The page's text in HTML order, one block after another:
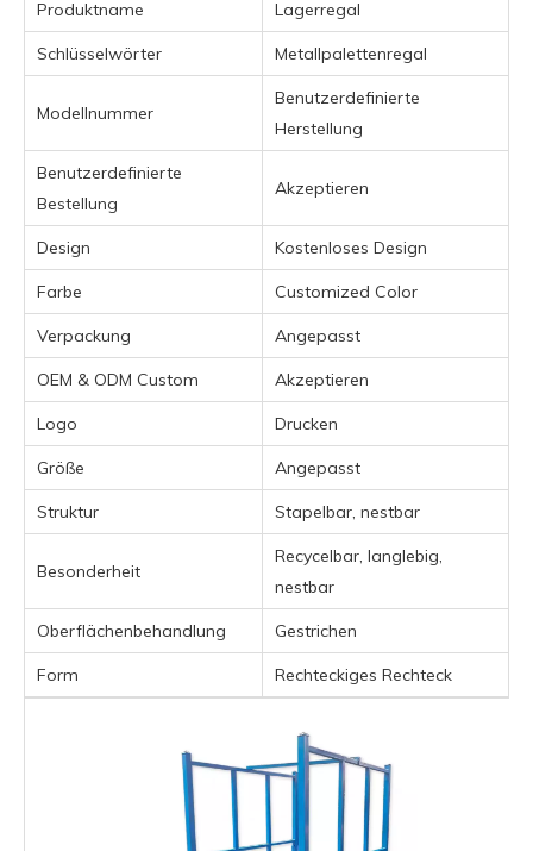
Produktname Lagerregal
Schlüsselwörter Metallpalettenregal
Modellnummer
Benutzerdefinierte
Herstellung
Benutzerdefinierte
Bestellung
Akzeptieren
Design Kostenloses Design
Farbe Customized Color
Verpackung Angepasst
OEM & ODM Custom Akzeptieren
Logo Drucken
Größe Angepasst
Struktur Stapelbar, nestbar
Besonderheit
Recycelbar, langlebig,
nestbar
Oberflächenbehandlung Gestrichen
Form Rechteckiges Rechteck